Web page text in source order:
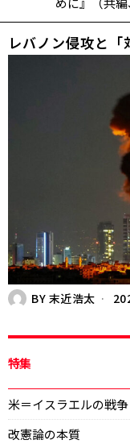
レバノン侵攻と
BY 末近浩太
特集
米＝イスラエルの戦争
改憲論の本質